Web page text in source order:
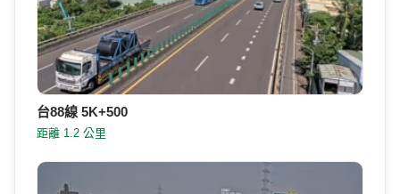
台88線 5K+500
距離 1.2 公里